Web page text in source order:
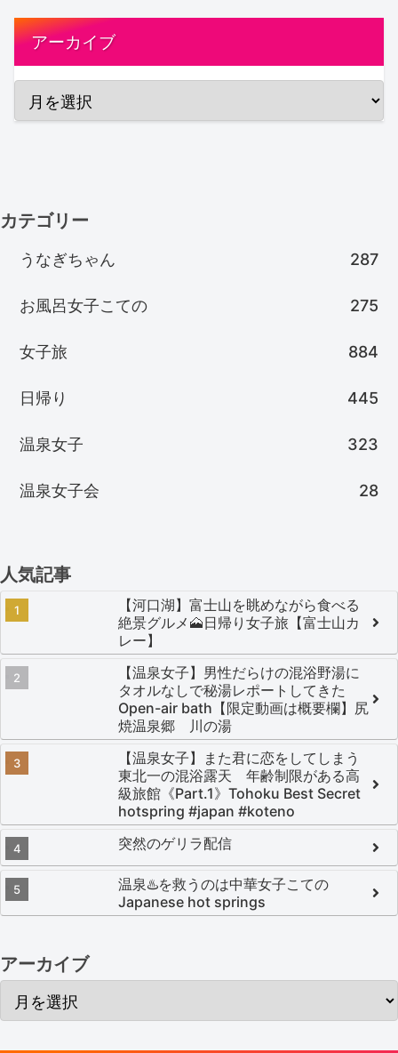
アーカイブ
カテゴリー
うなぎちゃん 287
お風呂女子こての 275
女子旅 884
日帰り 445
温泉女子 323
温泉女子会 28
人気記事
【河口湖】富士山を眺めながら食べる
絶景グルメ🗻日帰り女子旅【富士山カ
レー】
【温泉女子】男性だらけの混浴野湯に
タオルなしで秘湯レポートしてきた
Open-air bath【限定動画は概要欄】尻
焼温泉郷 川の湯
【温泉女子】また君に恋をしてしまう
東北一の混浴露天 年齢制限がある高
級旅館《Part.1》Tohoku Best Secret
hotspring #japan #koteno
突然のゲリラ配信
温泉♨️を救うのは中華女子こての
Japanese hot springs
アーカイブ